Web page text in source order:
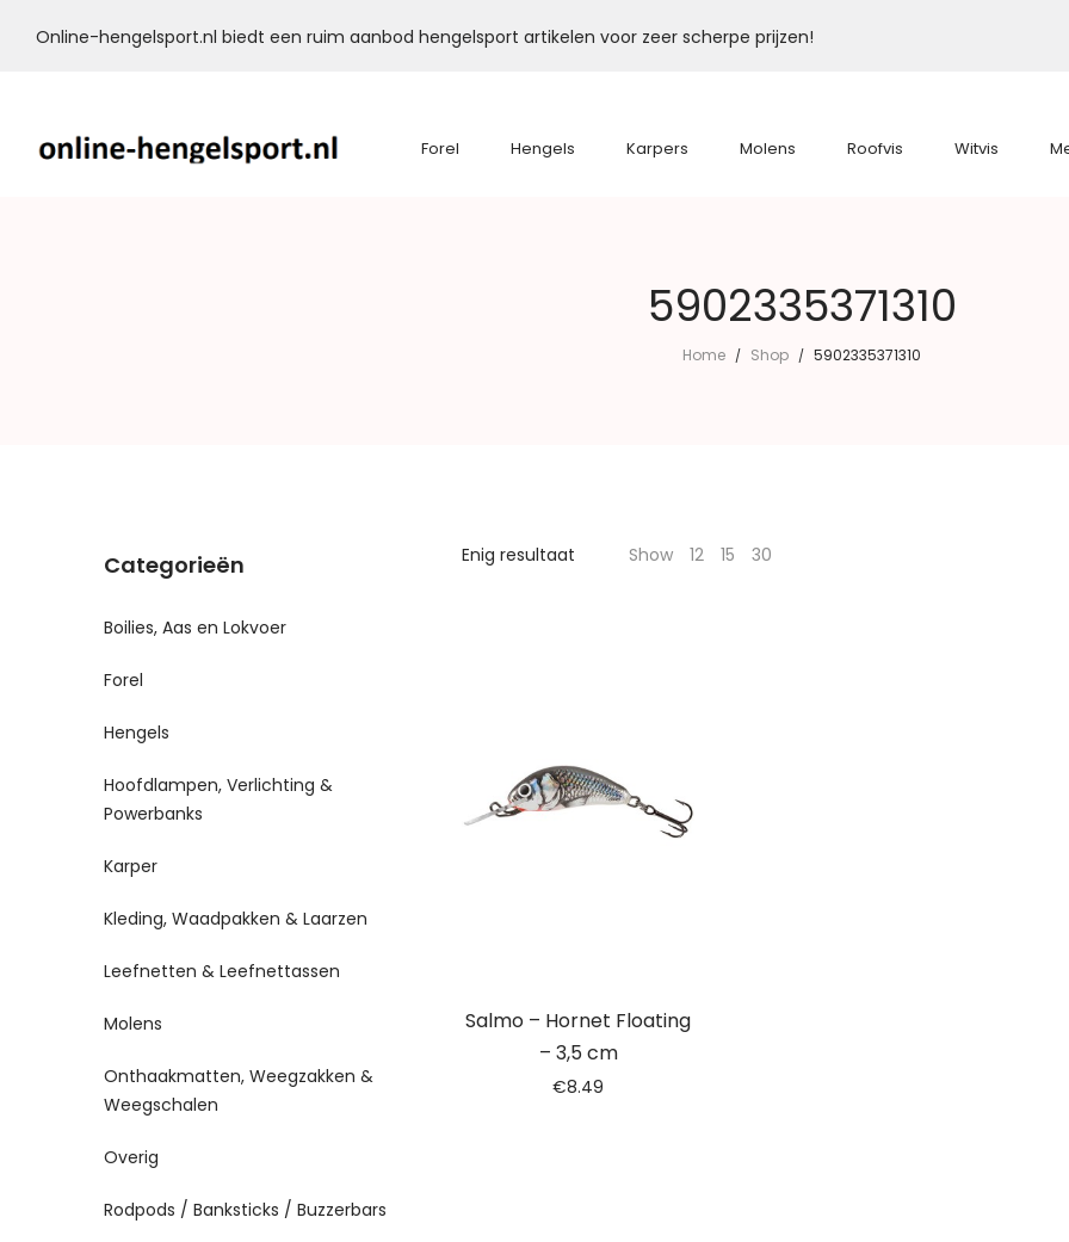
Online-hengelsport.nl biedt een ruim aanbod hengelsport artikelen voor zeer scherpe prijzen!
Forel Hengels Karpers Molens Roofvis Witvis
5902335371310
Home / Shop / 5902335371310
Enig resultaat Show 12 15 30
Salmo – Hornet Floating
– 3,5 cm
€8.49
Categorieën
Boilies, Aas en Lokvoer
Forel
Hengels
Hoofdlampen, Verlichting &
Powerbanks
Karper
Kleding, Waadpakken & Laarzen
Leefnetten & Leefnettassen
Molens
Onthaakmatten, Weegzakken &
Weegschalen
Overig
Rodpods / Banksticks / Buzzerbars